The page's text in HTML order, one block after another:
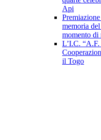
Api
memoria
momento di
L’I.C.
il Togo